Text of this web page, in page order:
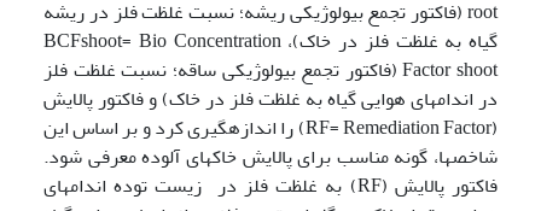
root (فاکتور تجمع بیولوژیکی ریشه؛ نسبت غلظت فلز در ریشه
گیاه به غلظت فلز در خاک)، BCFshoot= Bio Concentration
Factor shoot (فاکتور تجمع بیولوژیکی ساقه؛ نسبت غلظت فلز
در اندام­های هوایی گیاه به غلظت فلز در خاک) و فاکتور پالایش
(RF= Remediation Factor) را اندازه­گیری کرد و بر اساس این
شاخص­ها، گونه مناسب برای پالایش خاک­های آلوده معرفی شود.
فاکتور پالایش (RF) به غلظت فلز در زیست توده اندام­های